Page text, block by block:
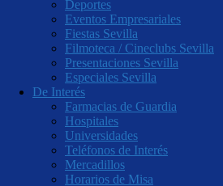
Deportes
Eventos Empresariales
Fiestas Sevilla
Filmoteca / Cineclubs Sevilla
Presentaciones Sevilla
Especiales Sevilla
De Interés
Farmacias de Guardia
Hospitales
Universidades
Teléfonos de Interés
Mercadillos
Horarios de Misa